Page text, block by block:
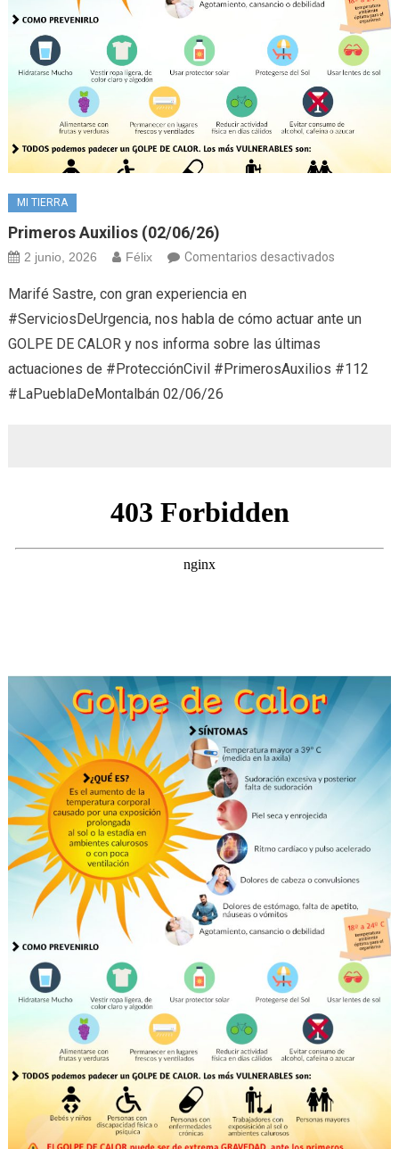
MI TIERRA
Primeros Auxilios (02/06/26)
2 junio, 2026 Félix Comentarios desactivadosen
(02/06/26)
Marifé Sastre, con gran experiencia en
#ServiciosDeUrgencia, nos habla de cómo actuar ante un
GOLPE DE CALOR y nos informa sobre las últimas
actuaciones de #ProtecciónCivil #PrimerosAuxilios #112
#LaPueblaDeMontalbán 02/06/26